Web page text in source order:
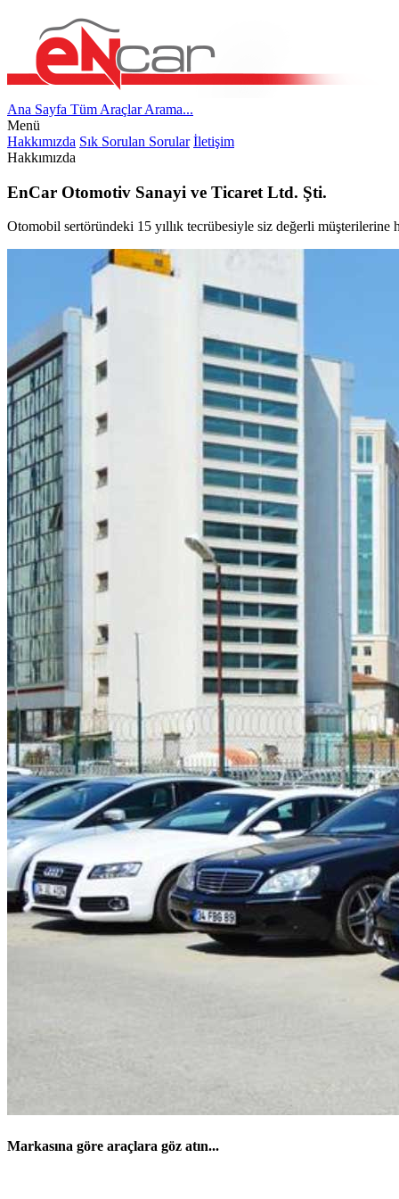
Ana Sayfa Tüm AraçlarArama...
Menü
Hakkımızda Sık Sorulan Sorular İletişim
Hakkımızda
EnCar Otomotiv Sanayi ve Ticaret Ltd. Şti.
Otomobil sertöründeki 15 yıllık tecrübesiyle siz değerli
Markasına göre araçlara göz atın...